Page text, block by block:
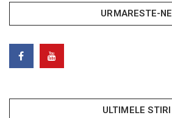
URMARESTE-NE
ULTIMELE STIRI